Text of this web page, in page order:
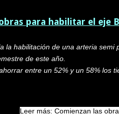
para habilitar el eje
la habilitación de una arteria
de este año.
entre un 52% y un 58% los
Leer más: Comienzan las